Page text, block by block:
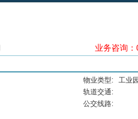
业务咨询
物业类型:
工业
轨道交通:
公交线路: